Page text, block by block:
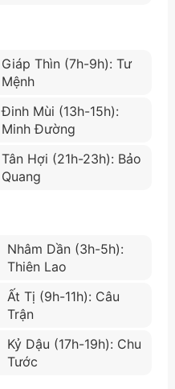
Giáp Thìn (7h-9h): Tư
Mệnh
Đinh Mùi (13h-15h):
Minh Đường
Tân Hợi (21h-23h): Bảo
Quang
Nhâm Dần (3h-5h):
Thiên Lao
Ất Tị (9h-11h): Câu
Trận
Kỷ Dậu (17h-19h): Chu
Tước